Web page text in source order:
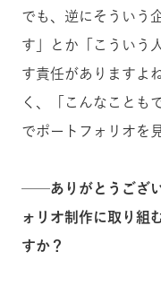
でも、逆にそういう
す」とか「こういう
す責任がありますよ
く、「こんなことも
でポートフォリオを
──ありがとうござ
ォリオ制作に取り組
すか？